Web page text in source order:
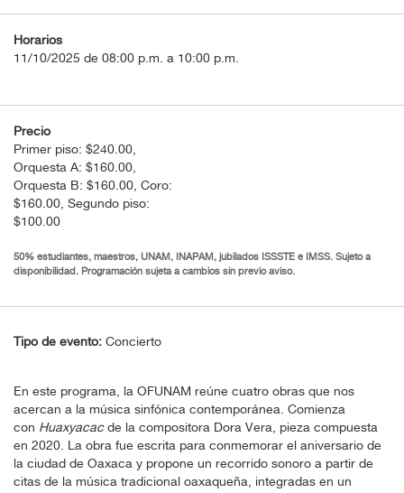
Horarios
11/10/2025 de 08:00 p.m. a 10:00 p.m.
Precio
Primer piso: $240.00,
Orquesta A: $160.00,
Orquesta B: $160.00, Coro:
$160.00, Segundo piso:
$100.00
50% estudiantes, maestros, UNAM, INAPAM, jubilados ISSSTE e IMSS. Sujeto a
disponibilidad. Programación sujeta a cambios sin previo aviso.
Tipo de evento: Concierto
En este programa, la OFUNAM reúne cuatro obras que nos
acercan a la música sinfónica contemporánea. Comienza
con Huaxyacacde la compositora Dora Vera, pieza compuesta
en 2020. La obra fue escrita para conmemorar el aniversario de
la ciudad de Oaxaca y propone un recorrido sonoro a partir de
citas de la música tradicional oaxaqueña, integradas en un